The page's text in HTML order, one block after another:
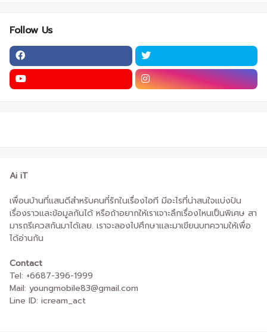
Follow Us
Ai iT
เพื่อนบ้านที่แสนดีสำหรับคนที่รักในเรื่องไอที มีอะไรที่น่าสนใจแบ่งปัน
เรื่องราวและข้อมูลกันได้ หรือถ้าอยากให้เราเจาะลึกเรื่องไหนเป็นพิเศษ สา
มารถรีเควสกันมาได้เลย. เราจะลองไปศึกษาและมาเขียนบทความให้เพื่อ
ได้อ่านกัน
Contact
Tel: +6687-396-1999
Mail: youngmobile83@gmail.com
Line ID: icream_act